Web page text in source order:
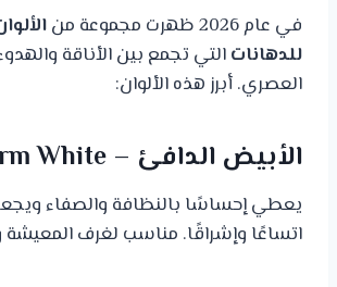
في عام 2026 ظهرت مجموعة من
للدهاناتالتي تجمع بين الأناقة
العصري. أبرز هذه الألوان:
الأبيض الدافئ – Warm White
يعطي إحساسًا بالنظافة والصفاء
اتساعًا وإشراقًا. مناسب لغرف المعيشة